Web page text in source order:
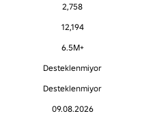
2,758
12,194
6.5M+
Desteklenmiyor
Desteklenmiyor
09.08.2026